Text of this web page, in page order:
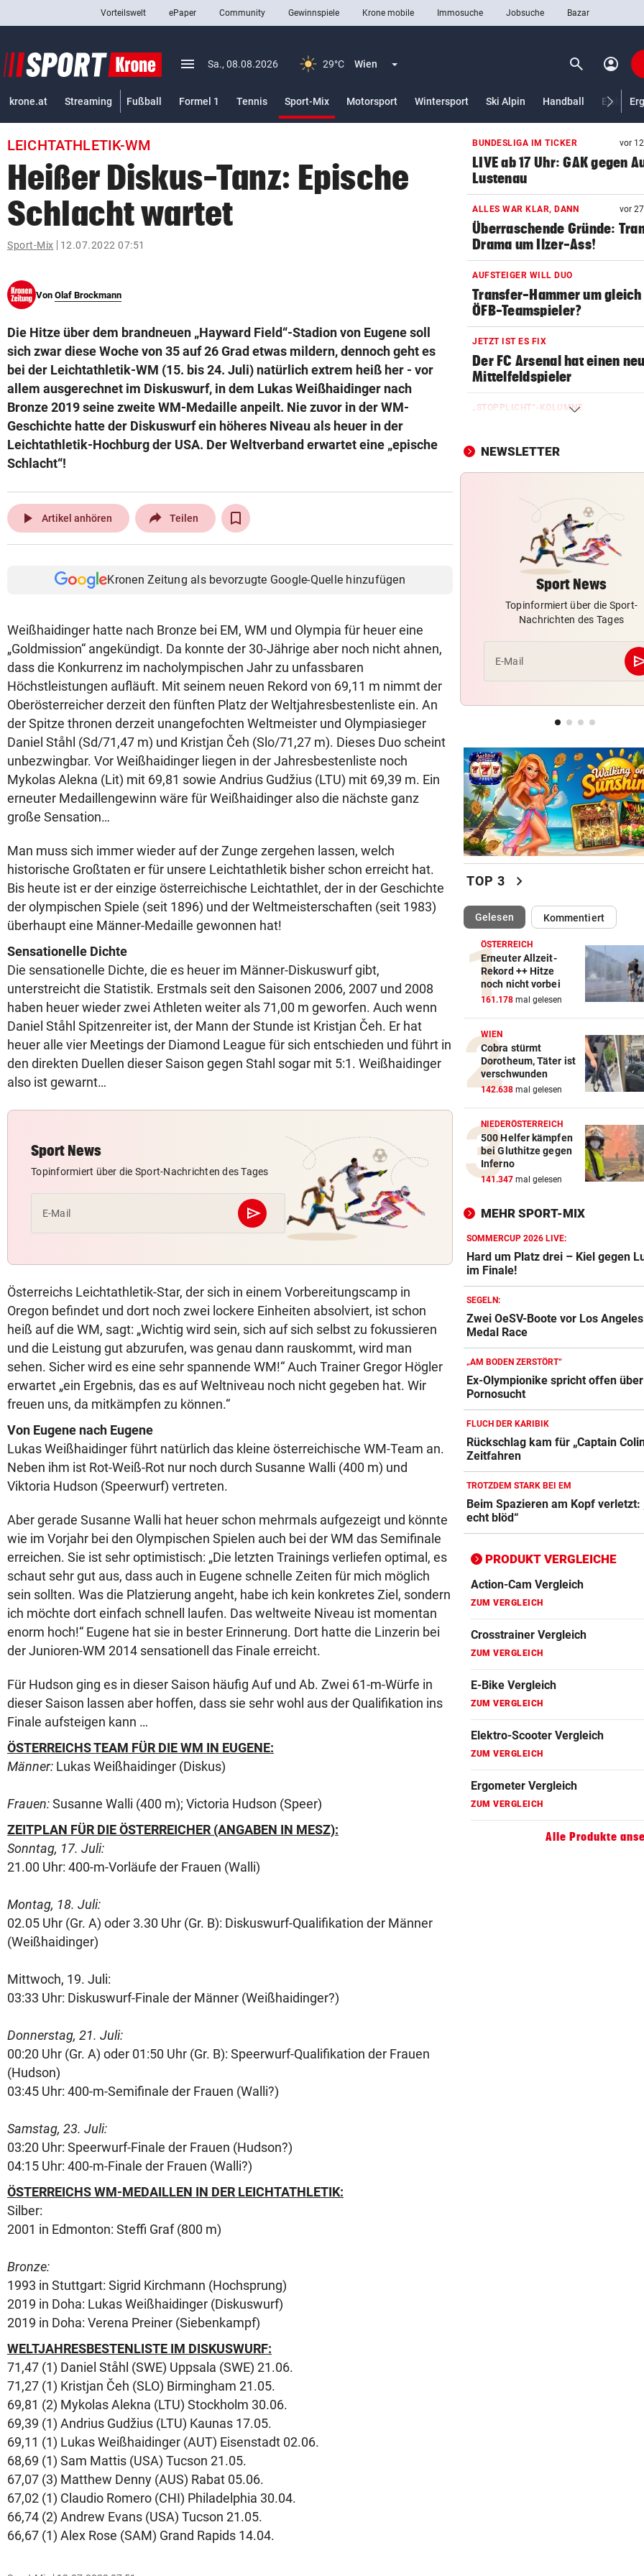
closeSchließen
Abonnieren
pin_drop
bookmark
search
Suchbegriff
© Krone Multimedia GmbH & Co KG 2026
Muthgasse 2, 1190 Wien
Vorteilswelt ePaper Community Gewinnspiele Krone mobile Immosuche Jobsuche Bazar
menu Menü aufklappen
Sa., 08.08.2026 29°C Wien Menü aufklappen search Suchen
account_circle
krone.at Streaming Fußball Formel 1 Tennis Sport-Mix
Motorsport
Wintersport Ski Alpin Handball
LEICHTATHLETIK-WM
Heißer Diskus-Tanz: Epische
Schlacht wartet
Sport-Mix 12.07.2022 07:51
Von Olaf Brockmann
Die Hitze über dem brandneuen „Hayward Field“-Stadion von Eugene soll
sich zwar diese Woche von 35 auf 26 Grad etwas mildern, dennoch geht es
bei der Leichtathletik-WM (15. bis 24. Juli) natürlich extrem heiß her - vor
allem ausgerechnet im Diskuswurf, in dem Lukas Weißhaidinger nach
Bronze 2019 seine zweite WM-Medaille anpeilt. Nie zuvor in der WM-
Geschichte hatte der Diskuswurf ein höheres Niveau als heuer in der
Leichtathletik-Hochburg der USA. Der Weltverband erwartet eine „epische
Schlacht“!
play_arrow Artikel anhören Teilen
Kronen Zeitung als bevorzugte Google-Quelle hinzufügen
Weißhaidinger hatte nach Bronze bei EM, WM und Olympia für heuer eine
„Goldmission“ angekündigt. Da konnte der 30-Jährige aber noch nicht ahnen,
dass die Konkurrenz im nacholympischen Jahr zu unfassbaren
Höchstleistungen aufläuft. Mit seinem neuen Rekord von 69,11 m nimmt der
Oberösterreicher derzeit den fünften Platz der Weltjahresbestenliste ein. An
der Spitze thronen derzeit unangefochten Weltmeister und Olympiasieger
Daniel Ståhl (Sd/71,47 m) und Kristjan Čeh (Slo/71,27 m). Dieses Duo scheint
unbezwingbar. Vor Weißhaidinger liegen in der Jahresbestenliste noch
Mykolas Alekna (Lit) mit 69,81 sowie Andrius Gudžius (LTU) mit 69,39 m. Ein
erneuter Medaillengewinn wäre für Weißhaidinger also die nächste ganz
große Sensation…
Man muss sich immer wieder auf der Zunge zergehen lassen, welch
historische Großtaten er für unsere Leichtathletik bisher schon erreicht hat.
Bis heute ist er der einzige österreichische Leichtathlet, der in der Geschichte
der olympischen Spiele (seit 1896) und der Weltmeisterschaften (seit 1983)
überhaupt eine Männer-Medaille gewonnen hat!
Sensationelle Dichte
Die sensationelle Dichte, die es heuer im Männer-Diskuswurf gibt,
unterstreicht die Statistik. Erstmals seit den Saisonen 2006, 2007 und 2008
haben heuer wieder zwei Athleten weiter als 71,00 m geworfen. Auch wenn
Daniel Ståhl Spitzenreiter ist, der Mann der Stunde ist Kristjan Čeh. Er hat
heuer alle vier Meetings der Diamond League für sich entschieden und führt in
den direkten Duellen dieser Saison gegen Stahl sogar mit 5:1. Weißhaidinger
also ist gewarnt…
Sport News
Topinformiert über die Sport-Nachrichten des Tages
E-Mail send
Abschicken
Österreichs Leichtathletik-Star, der sich in einem Vorbereitungscamp in
Oregon befindet und dort noch zwei lockere Einheiten absolviert, ist schon
heiß auf die WM, sagt: „Wichtig wird sein, sich auf sich selbst zu fokussieren
und die Leistung gut abzurufen, was genau dann rauskommt, wird man
sehen. Sicher wird es eine sehr spannende WM!“ Auch Trainer Gregor Högler
erwartet „ein Ergebnis, das es auf Weltniveau noch nicht gegeben hat. Wir
freuen uns, da mitkämpfen zu können.“
Von Eugene nach Eugene
Lukas Weißhaidinger führt natürlich das kleine österreichische WM-Team an.
Neben ihm ist Rot-Weiß-Rot nur noch durch Susanne Walli (400 m) und
Viktoria Hudson (Speerwurf) vertreten.
Aber gerade Susanne Walli hat heuer schon mehrmals aufgezeigt und könnte
wie im Vorjahr bei den Olympischen Spielen auch bei der WM das Semifinale
erreichen. Sie ist sehr optimistisch: „Die letzten Trainings verliefen optimal, es
schaut sehr gut aus, dass auch in Eugene schnelle Zeiten für mich möglich
sein sollten. Was die Platzierung angeht, habe ich kein konkretes Ziel, sondern
ich möchte dort einfach schnell laufen. Das weltweite Niveau ist momentan
enorm hoch!“ Eugene hat sie in bester Erinnerung. Dort hatte die Linzerin bei
der Junioren-WM 2014 sensationell das Finale erreicht.
Für Hudson ging es in dieser Saison häufig Auf und Ab. Zwei 61-m-Würfe in
dieser Saison lassen aber hoffen, dass sie sehr wohl aus der Qualifikation ins
Finale aufsteigen kann …
ÖSTERREICHS TEAM FÜR DIE WM IN EUGENE:
Männer: Lukas Weißhaidinger (Diskus)
Frauen:Susanne Walli (400 m); Victoria Hudson (Speer)
ZEITPLAN FÜR DIE ÖSTERREICHER (ANGABEN IN MESZ):
Sonntag, 17. Juli:
21.00 Uhr: 400-m-Vorläufe der Frauen (Walli)
Montag, 18. Juli:
02.05 Uhr (Gr. A) oder 3.30 Uhr (Gr. B): Diskuswurf-Qualifikation der Männer
(Weißhaidinger)
Mittwoch, 19. Juli:
03:33 Uhr: Diskuswurf-Finale der Männer (Weißhaidinger?)
Donnerstag, 21. Juli:
00:20 Uhr (Gr. A) oder 01:50 Uhr (Gr. B): Speerwurf-Qualifikation der Frauen
(Hudson)
03:45 Uhr: 400-m-Semifinale der Frauen (Walli?)
Samstag, 23. Juli:
03:20 Uhr: Speerwurf-Finale der Frauen (Hudson?)
04:15 Uhr: 400-m-Finale der Frauen (Walli?)
ÖSTERREICHS WM-MEDAILLEN IN DER LEICHTATHLETIK:
Silber:
2001 in Edmonton: Steffi Graf (800 m)
Bronze:
1993 in Stuttgart: Sigrid Kirchmann (Hochsprung)
2019 in Doha: Lukas Weißhaidinger (Diskuswurf)
2019 in Doha: Verena Preiner (Siebenkampf)
WELTJAHRESBESTENLISTE IM DISKUSWURF:
71,47 (1) Daniel Ståhl (SWE) Uppsala (SWE) 21.06.
71,27 (1) Kristjan Čeh (SLO) Birmingham 21.05.
69,81 (2) Mykolas Alekna (LTU) Stockholm 30.06.
69,39 (1) Andrius Gudžius (LTU) Kaunas 17.05.
69,11 (1) Lukas Weißhaidinger (AUT) Eisenstadt 02.06.
68,69 (1) Sam Mattis (USA) Tucson 21.05.
67,07 (3) Matthew Denny (AUS) Rabat 05.06.
67,02 (1) Claudio Romero (CHI) Philadelphia 30.04.
66,74 (2) Andrew Evans (USA) Tucson 21.05.
66,67 (1) Alex Rose (SAM) Grand Rapids 14.04.
BUNDESLIGA IM TICKER vor
LIVE ab 17 Uhr: GAK gegen
Lustenau
ALLES WAR KLAR, DANN vor
Überraschende Gründe:
Drama um Ilzer-Ass!
AUFSTEIGER WILL DUO
Transfer-Hammer um gleich
ÖFB-Teamspieler?
JETZT IST ES FIX
Der FC Arsenal hat einen
Mittelfeldspieler
„STOPPLICHT“-KOLUMNE
„Kaisermühlen Blues“
MEDIEN BERICHTEN:
um Jorge Messi
SKI-ASS ATMET DURCH
Nach Zitterpartie ist die
abgesichert
DISKUTIEREN SIE MIT!
Wie viel Macht darf
haben?
im Medal Race
„Ich habe selbst zu einem
aufgeschaut!“
NEWSLETTER
Sport News
Topinformiert über die Sport-
Nachrichten des Tages
E-Mail
TOP 3 chevron_right
Gelesen(ausgewählt)Kommentiert
ÖSTERREICH
Erneuter Allzeit-
Rekord ++ Hitze
noch nicht vorbei
161.178 mal gelesen
WIEN
Cobra stürmt
Dorotheum, Täter ist
verschwunden
142.638 mal gelesen
NIEDERÖSTERREICH
500 Helfer kämpfen
bei Gluthitze gegen
Inferno
141.347 mal gelesen
MEHR SPORT-MIX
SOMMERCUP 2026 LIVE:
Hard um Platz drei – Kiel gegen
im Finale!
SEGELN:
Zwei OeSV-Boote vor Los
Medal Race
„AM BODEN ZERSTÖRT“
Ex-Olympionike spricht offen
Pornosucht
FLUCH DER KARIBIK
Rückschlag kam für „Captain
Zeitfahren
TROTZDEM STARK BEI EM
Beim Spazieren am Kopf verletzt:
echt blöd“
PRODUKT VERGLEICHE
Action-Cam Vergleich
ZUM VERGLEICH
Crosstrainer Vergleich
ZUM VERGLEICH
E-Bike Vergleich
Elektro-Scooter Vergleich
Ergometer Vergleich
Fahrrad Test
Fahrradanhänger Vergleich
Faszienrolle Vergleich
Hoverboard Vergleich
Alle Produkte